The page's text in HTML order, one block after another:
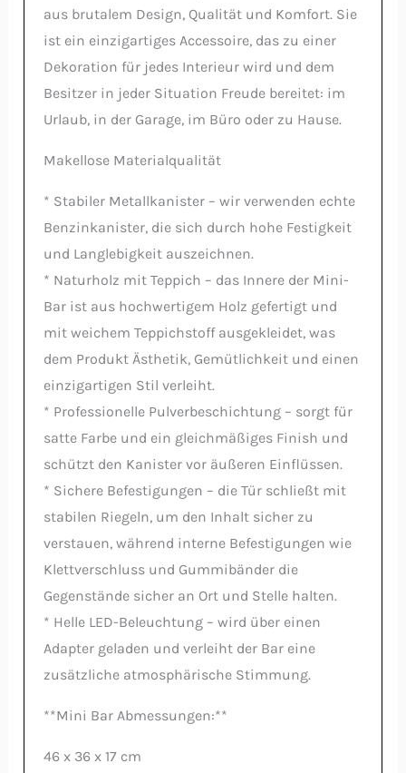
aus brutalem Design, Qualität und Komfort. Sie
ist ein einzigartiges Accessoire, das zu einer
Dekoration für jedes Interieur wird und dem
Besitzer in jeder Situation Freude bereitet: im
Urlaub, in der Garage, im Büro oder zu Hause.
Makellose Materialqualität
* Stabiler Metallkanister – wir verwenden echte
Benzinkanister, die sich durch hohe Festigkeit
und Langlebigkeit auszeichnen.
* Naturholz mit Teppich – das Innere der Mini-
Bar ist aus hochwertigem Holz gefertigt und
mit weichem Teppichstoff ausgekleidet, was
dem Produkt Ästhetik, Gemütlichkeit und einen
einzigartigen Stil verleiht.
* Professionelle Pulverbeschichtung – sorgt für
satte Farbe und ein gleichmäßiges Finish und
schützt den Kanister vor äußeren Einflüssen.
* Sichere Befestigungen – die Tür schließt mit
stabilen Riegeln, um den Inhalt sicher zu
verstauen, während interne Befestigungen wie
Klettverschluss und Gummibänder die
Gegenstände sicher an Ort und Stelle halten.
* Helle LED-Beleuchtung – wird über einen
Adapter geladen und verleiht der Bar eine
zusätzliche atmosphärische Stimmung.
**Mini Bar Abmessungen:**
46 x 36 x 17 cm